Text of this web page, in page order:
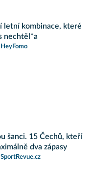
letní kombinace, které
nechtěl*a
HeyFomo
šanci. 15 Čechů, kteří
dva zápasy
SportRevue.cz